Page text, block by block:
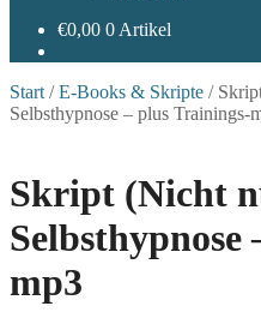
€0,00 0 Artikel
Start /E-Books & Skripte /
Selbsthypnose – plus Trainings-
Skript (Nicht
mp3